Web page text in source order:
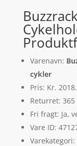
Varenavn:
cykler
Pris: Kr.
Returret:
Fri fragt: Ja,
Vare ID: